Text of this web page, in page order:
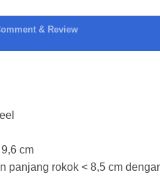
& Review
cm
panjang rokok < 8,5 cm